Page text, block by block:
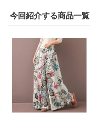
今回紹介する商品一覧